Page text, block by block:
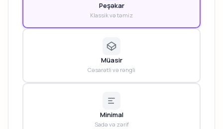
Peşəkar
Klassik və təmiz
Müasir
Cəsarətli və rəngli
Minimal
Sadə və zərif